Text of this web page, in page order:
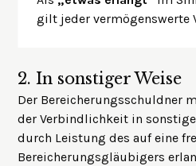
gilt jeder vermögenswerte
2. In sonstiger Weise
Der Bereicherungsschuldner
der Verbindlichkeit in
durch Leistung des auf eine
Bereicherungsgläubigers